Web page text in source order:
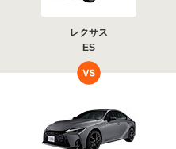
レクサス
ES